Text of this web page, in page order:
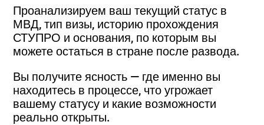
Проанализируем ваш текущий статус в
МВД, тип визы, историю прохождения
СТУПРО и основания, по которым вы
можете остаться в стране после развода.
Вы получите ясность — где именно вы
находитесь в процессе, что угрожает
вашему статусу и какие возможности
реально открыты.